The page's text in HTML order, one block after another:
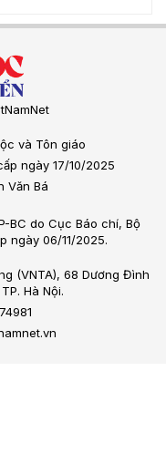
và Tôn giáo
ngày 17/10/2025
Văn Bá
BC do Cục Báo chí, Bộ
ngày 06/11/2025.
(VNTA), 68 Dương Đình
Hà Nội.